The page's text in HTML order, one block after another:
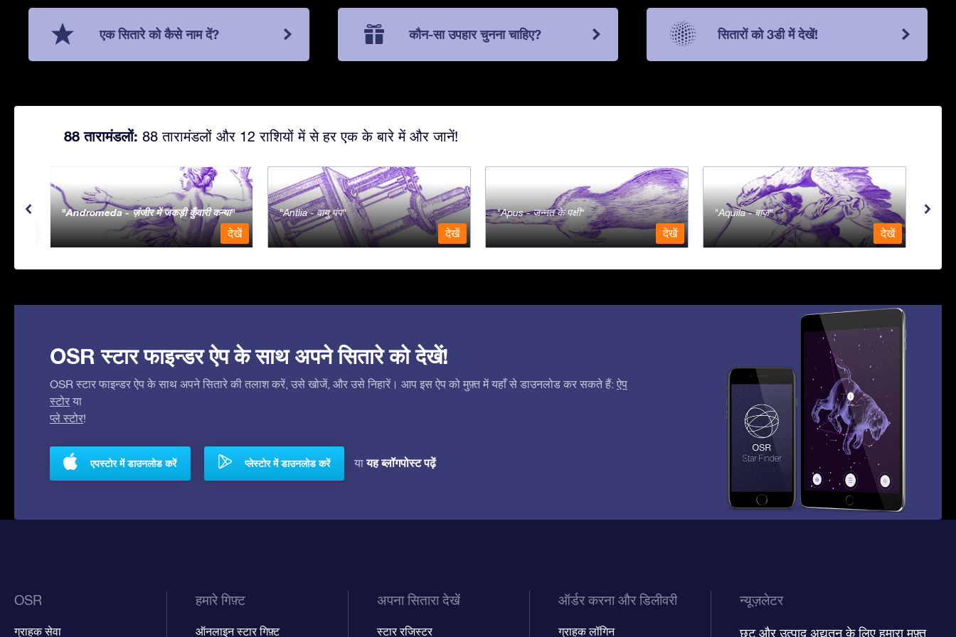
एक सितारे को कैसे नाम दें? कौन-सा उपहार चुनना चाहिए? सितारों को 3डी में देखें!
88 तारामंडलों: 88 तारामंडलों और 12 राशियों में से हर एक के बारे में और जानें!
Andromeda - ज़ंजीर में जकड़ी कुँवारी कन्या
देखें
Antlia - वायु पंप
देखें
Apus - जन्नत के पक्षी
देखें
Aquila - बाज़
देखें
OSR स्टार फाइन्डर ऐप के साथ अपने सितारे को देखें!
OSR स्टार फाइन्डर ऐप के साथ अपने सितारे की तलाश करें, उसे खोजें, और उसे निहारें। आप इस ऐप को मुफ़्त में यहाँ से डाउनलोड कर सकते हैं: ऐप
स्टोर या
प्ले स्टोर!
एपस्टोर में डाउनलोड करें प्लेस्टोर में डाउनलोड करें यायह ब्लॉगपोस्ट पढ़ें
OSR
ग्राहक सेवा
हमारे गिफ़्ट
ऑनलाइन स्टार गिफ़्ट
अपना सितारा देखें
स्टार रजिस्टर
ऑर्डर करना और डिलीवरी
ग्राहक लॉगिन
न्यूज़लेटर
छूट और उत्पाद अद्यतन के लिए हमारा मुफ़्त